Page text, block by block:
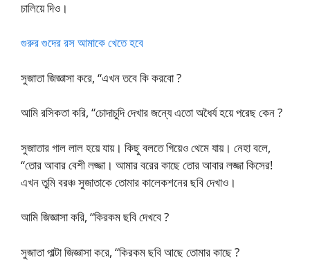
চালিয়ে দিও।
গুরুর গুদের রস আমাকে খেতে হবে
সুজাতা জিজ্ঞাসা করে, “এখন তবে কি করবো ?
আমি রসিকতা করি, “চোদাচুদি দেখার জন্যে এতো অধৈর্য হয়ে পরেছ কেন ?
সুজাতার গাল লাল হয়ে যায়। কিছু বলতে গিয়েও থেমে যায়। নেহা বলে,
“তোর আবার বেশী লজ্জা। আমার বরের কাছে তোর আবার লজ্জা কিসের!
এখন তুমি বরঞ্চ সুজাতাকে তোমার কালেকশনের ছবি দেখাও।
আমি জিজ্ঞাসা করি, “কিরকম ছবি দেখবে ?
সুজাতা পাল্টা জিজ্ঞাসা করে, “কিরকম ছবি আছে তোমার কাছে ?